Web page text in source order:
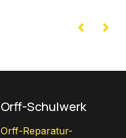
Orff-Schulwerk
Orff-Reparatur-